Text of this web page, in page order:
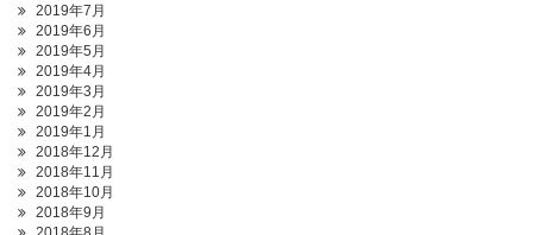
2019年7月
2019年6月
2019年5月
2019年4月
2019年3月
2019年2月
2019年1月
2018年12月
2018年11月
2018年10月
2018年9月